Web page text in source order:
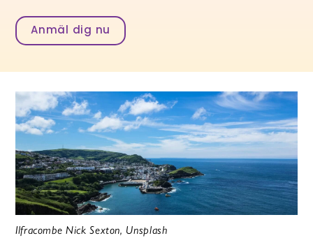
Anmäl dig nu
Ilfracombe Nick Sexton, Unsplash